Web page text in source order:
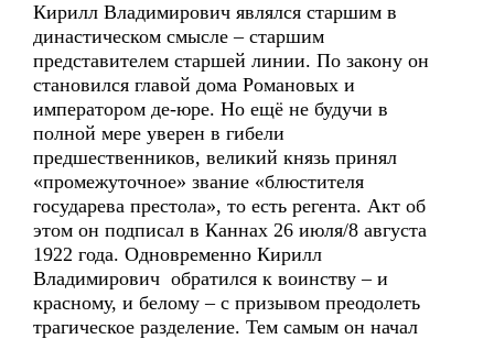
Кирилл Владимирович являлся старшим в
династическом смысле – старшим
представителем старшей линии. По закону он
становился главой дома Романовых и
императором де-юре. Но ещё не будучи в
полной мере уверен в гибели
предшественников, великий князь принял
«промежуточное» звание «блюстителя
государева престола», то есть регента. Акт об
этом он подписал в Каннах 26 июля/8 августа
1922 года. Одновременно Кирилл
Владимирович обратился к воинству – и
красному, и белому – с призывом преодолеть
трагическое разделение. Тем самым он начал